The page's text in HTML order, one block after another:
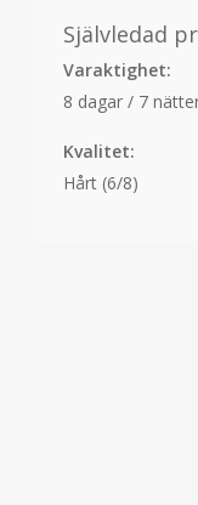
Självledad
Varaktighet:
8 dagar / 7
Kvalitet:
Hårt (6/8)